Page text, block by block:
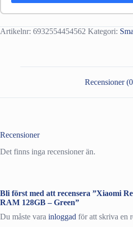
Artikelnr: 6932554454562 Kategori:
Recensioner
Recensioner
Det finns inga recensioner än.
Bli först med att recensera ”Xiaomi
RAM 128GB – Green”
Du måste vara inloggad för att skriva en